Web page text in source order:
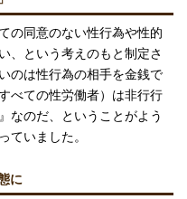
の同意のない性行為や性的
、という考えのもと制定さ
のは性行為の相手を金銭で
べての性労働者）は非行行
なのだ、ということがよう
ていました。
に